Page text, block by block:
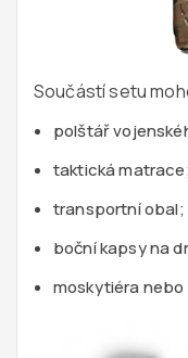
Součástí setu
polštář
taktická matrace
transportní obal;
boční kapsy na
moskytiéra